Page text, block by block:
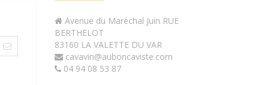
Avenue du Maréchal Juin RUE
BERTHELOT
83160 LA VALETTE DU VAR
cavavin@auboncaviste.com
04 94 08 53 87